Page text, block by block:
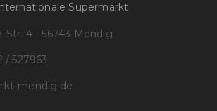
Supermarkt
Str. 4 - 56743 Mendig
/ 527963
mendig.de